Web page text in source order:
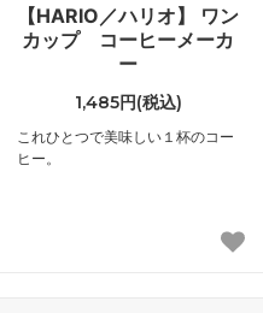
【HARIO／ハリオ】 ワン
カップ コーヒーメーカ
ー
1,485円(税込)
これひとつで美味しい１杯のコー
ヒー。